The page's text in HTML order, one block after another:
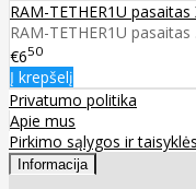
RAM-TETHER1U
RAM-TETHER1U pasaitas
€650
Į krepšelį
Privatumo politika
Apie mus
Pirkimo sąlygos ir taisyklės
Informacija